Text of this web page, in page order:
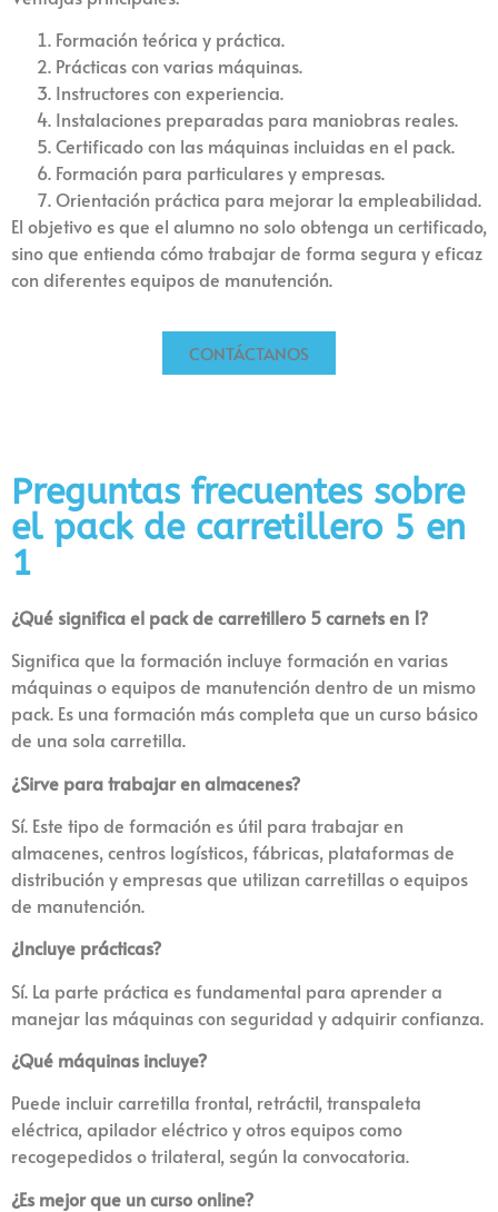
Formación teórica y práctica.
Prácticas con varias máquinas.
Instructores con experiencia.
Instalaciones preparadas para maniobras reales.
Certificado con las máquinas incluidas en el pack.
Formación para particulares y empresas.
Orientación práctica para mejorar la empleabilidad.
El objetivo es que el alumno no solo obtenga un certificado,
sino que entienda cómo trabajar de forma segura y eficaz
con diferentes equipos de manutención.
CONTÁCTANOS
Preguntas frecuentes sobre
el pack de carretillero 5 en
1
¿Qué significa el pack de carretillero 5 carnets en 1?
Significa que la formación incluye formación en varias
máquinas o equipos de manutención dentro de un mismo
pack. Es una formación más completa que un curso básico
de una sola carretilla.
¿Sirve para trabajar en almacenes?
Sí. Este tipo de formación es útil para trabajar en
almacenes, centros logísticos, fábricas, plataformas de
distribución y empresas que utilizan carretillas o equipos
de manutención.
¿Incluye prácticas?
Sí. La parte práctica es fundamental para aprender a
manejar las máquinas con seguridad y adquirir confianza.
¿Qué máquinas incluye?
Puede incluir carretilla frontal, retráctil, transpaleta
eléctrica, apilador eléctrico y otros equipos como
recogepedidos o trilateral, según la convocatoria.
¿Es mejor que un curso online?